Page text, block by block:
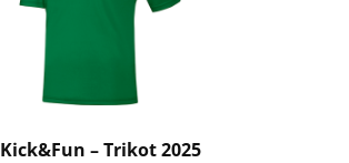
Kick&Fun – Trikot 2025